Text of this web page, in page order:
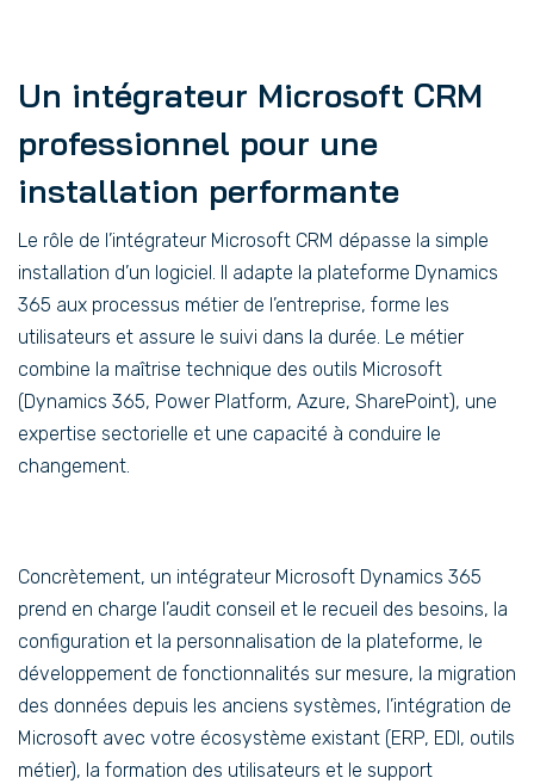
Un intégrateur Microsoft CRM
professionnel pour une
installation performante
Le rôle de l’intégrateur Microsoft CRM dépasse la simple
installation d’un logiciel. Il adapte la plateforme Dynamics
365 aux processus métier de l’entreprise, forme les
utilisateurs et assure le suivi dans la durée. Le métier
combine la maîtrise technique des outils Microsoft
(Dynamics 365, Power Platform, Azure, SharePoint), une
expertise sectorielle et une capacité à conduire le
changement.
Concrètement, un intégrateur Microsoft Dynamics 365
prend en charge l’audit conseil et le recueil des besoins, la
configuration et la personnalisation de la plateforme, le
développement de fonctionnalités sur mesure, la migration
des données depuis les anciens systèmes, l’intégration de
Microsoft avec votre écosystème existant (ERP, EDI, outils
métier), la formation des utilisateurs et le support